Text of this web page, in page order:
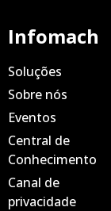
Infomach
Soluções
Sobre nós
Eventos
Central de
Conhecimento
Canal de
privacidade